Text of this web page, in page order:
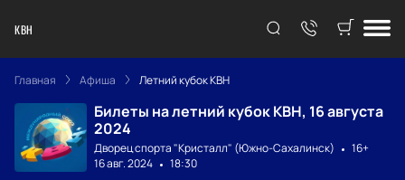
КВН
Главная Афиша Летний кубок КВН
Билеты на летний кубок КВН, 16 августа
2024
Дворец спорта "Кристалл" (Южно-Сахалинск)
16+
16 авг. 2024
18:30